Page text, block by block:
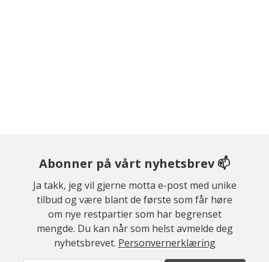
Abonner på vårt nyhetsbrev 📫
Ja takk, jeg vil gjerne motta e-post med unike
tilbud og være blant de første som får høre
om nye restpartier som har begrenset
mengde. Du kan når som helst avmelde deg
nyhetsbrevet. Personvernerklæring